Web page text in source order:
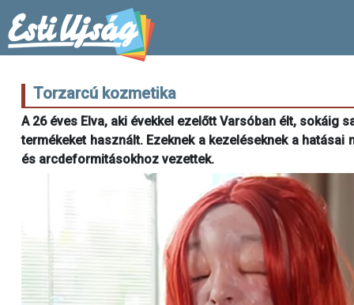
Torzarcú kozmetika
A 26 éves Elva, aki évekkel ezelőtt Varsóban élt, sokáig
termékeket használt. Ezeknek a kezeléseknek a
és arcdeformitásokhoz vezettek.